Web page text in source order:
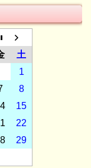
土
1
8
15
22
29